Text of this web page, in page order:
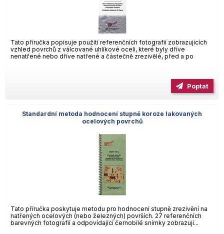
Tato příručka popisuje použití referenčních fotografií zobrazujících
vzhled povrchů z válcované uhlíkové oceli, které byly dříve
nenatřené nebo dříve natřené a částečně zrezivělé, před a po
Poptat
Standardní metoda hodnocení stupně koroze lakovaných
ocelových povrchů
Tato příručka poskytuje metodu pro hodnocení stupně zrezivění na
natřených ocelových (nebo železných) površích. 27 referenčních
barevných fotografií a odpovídající černobílé snímky zobrazují...